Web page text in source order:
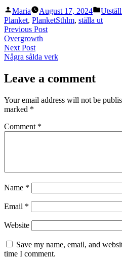
Posted
by
Maria August 17, 2024
Posted
in
Planket, PlanketSthlm, ställa ut
Post
navigation
Previous PostPrevious
Overgrowth
Next PostNext
post:
Några sålda verk
Leave a comment
Your email address will not be
marked *
Comment *
Name *
Email *
Website
Save my name, email, and
time I comment.